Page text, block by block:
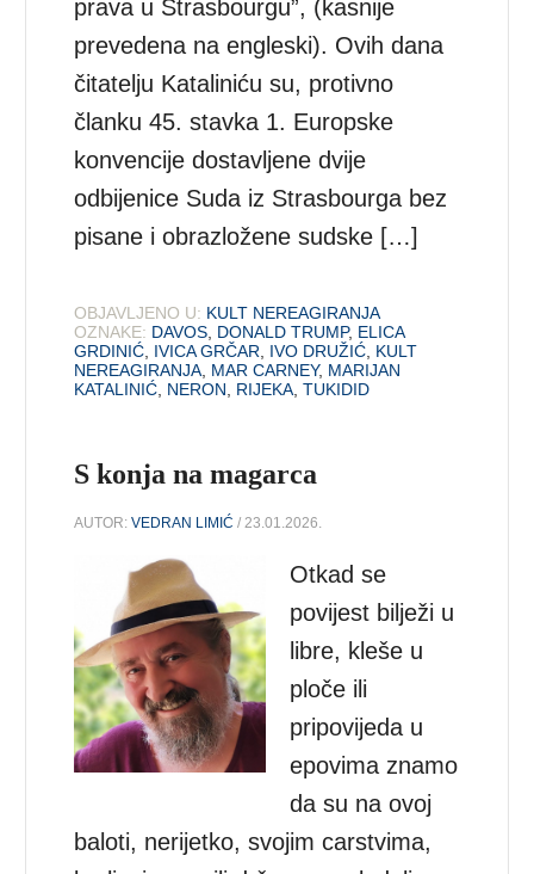
prava u Strasbourgu”, (kasnije
prevedena na engleski). Ovih dana
čitatelju Kataliniću su, protivno
članku 45. stavka 1. Europske
konvencije dostavljene dvije
odbijenice Suda iz Strasbourga bez
pisane i obrazložene sudske […]
OBJAVLJENO U: KULT NEREAGIRANJA
OZNAKE: DAVOS DONALD TRUMP, ELICA
GRDINIĆ IVICA GRČAR IVO DRUŽIĆ KULT
NEREAGIRANJA MAR CARNEY, MARIJAN
KATALINIĆ NERON RIJEKA ,TUKIDID
S konja na magarca
AUTOR:VEDRAN LIMIĆ / 23.01.2026.
Otkad se
povijest bilježi u
libre, kleše u
ploče ili
pripovijeda u
epovima znamo
da su na ovoj
baloti, nerijetko, svojim carstvima,